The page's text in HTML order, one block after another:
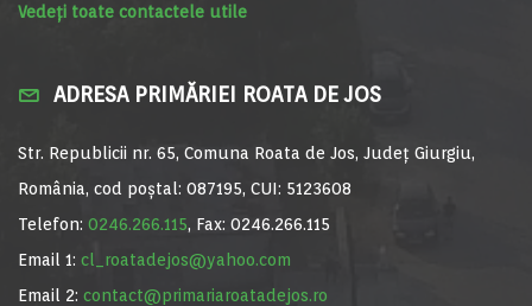
Vedeți toate contactele utile
ADRESA PRIMĂRIEI ROATA DE JOS
Str. Republicii nr. 65, Comuna Roata de Jos, Județ Giurgiu,
România, cod poștal: 087195, CUI: 5123608
Telefon: 0246.266.115, Fax: 0246.266.115
Email 1: cl_roatadejos@yahoo.com
Email 2: contact@primariaroatadejos.ro